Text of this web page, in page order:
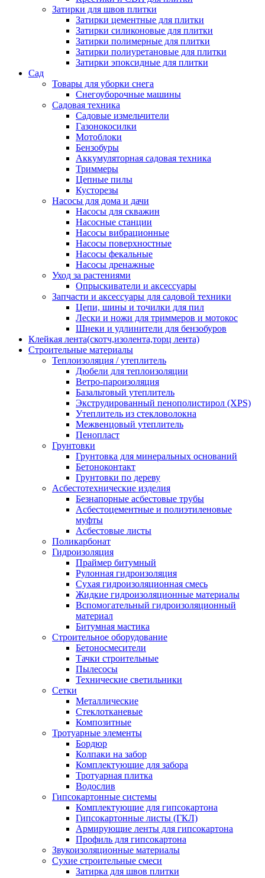
Затирки для швов плитки
Затирки цементные для плитки
Затирки силиконовые для плитки
Затирки полимерные для плитки
Затирки полиуретановые для плитки
Затирки эпоксидные для плитки
Сад
Товары для уборки снега
Снегоуборочные машины
Садовая техника
Садовые измельчители
Газонокосилки
Мотоблоки
Бензобуры
Аккумуляторная садовая техника
Триммеры
Цепные пилы
Кусторезы
Насосы для дома и дачи
Насосы для скважин
Насосные станции
Насосы вибрационные
Насосы поверхностные
Насосы фекальные
Насосы дренажные
Уход за растениями
Опрыскиватели и аксессуары
Запчасти и аксессуары для садовой техники
Цепи, шины и точилки для пил
Лески и ножи для триммеров и мотокос
Шнеки и удлинители для бензобуров
Клейкая лента(скотч,изолента,торц лента)
Строительные материалы
Теплоизоляция / утеплитель
Дюбели для теплоизоляции
Ветро-пароизоляция
Базальтовый утеплитель
Экструдированный пенополистирол (XPS)
Утеплитель из стекловолокна
Межвенцовый утеплитель
Пенопласт
Грунтовки
Грунтовка для минеральных оснований
Бетоноконтакт
Грунтовки по дереву
Асбестотехнические изделия
Безнапорные асбестовые трубы
Асбестоцементные и полиэтиленовые
муфты
Асбестовые листы
Поликарбонат
Гидроизоляция
Праймер битумный
Рулонная гидроизоляция
Сухая гидроизоляционная смесь
Жидкие гидроизоляционные материалы
Вспомогательный гидроизоляционный
материал
Битумная мастика
Строительное оборудование
Бетоносмесители
Тачки строительные
Пылесосы
Технические светильники
Сетки
Металлические
Стеклотканевые
Композитные
Тротуарные элементы
Бордюр
Колпаки на забор
Комплектующие для забора
Тротуарная плитка
Водослив
Гипсокартонные системы
Комплектующие для гипсокартона
Гипсокартонные листы (ГКЛ)
Армирующие ленты для гипсокартона
Профиль для гипсокартона
Звукоизоляционные материалы
Сухие строительные смеси
Затирка для швов плитки